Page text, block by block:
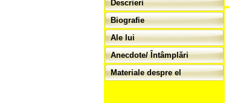
Descrieri
Biografie
Ale lui
Anecdote/ Întâmplări
Materiale despre el